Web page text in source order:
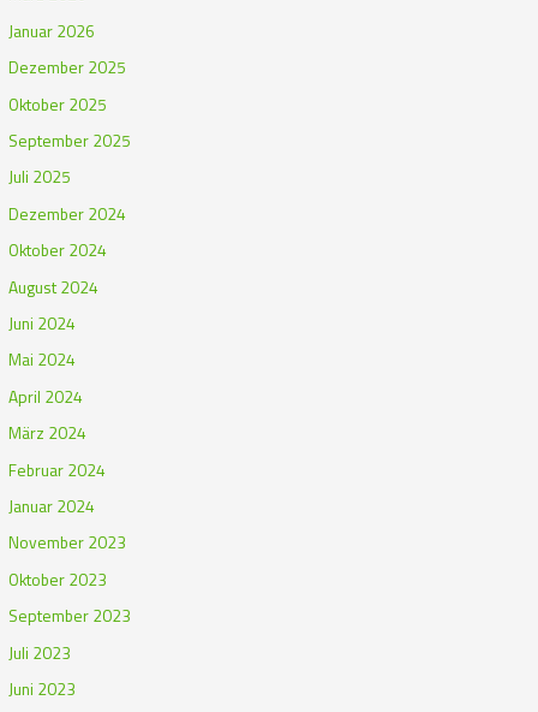
Januar 2026
Dezember 2025
Oktober 2025
September 2025
Juli 2025
Dezember 2024
Oktober 2024
August 2024
Juni 2024
Mai 2024
April 2024
März 2024
Februar 2024
Januar 2024
November 2023
Oktober 2023
September 2023
Juli 2023
Juni 2023